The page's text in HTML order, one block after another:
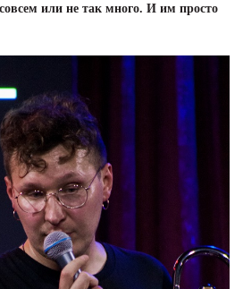
или не так много. И им просто